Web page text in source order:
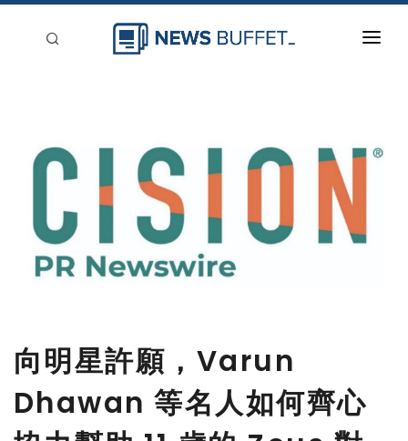
登入
向明星許願，Varun
Dhawan 等名人如何齊心